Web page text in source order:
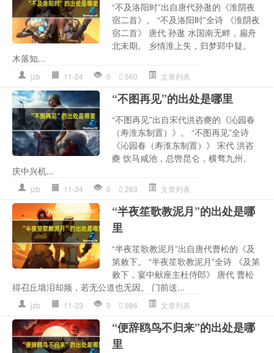
“不及洛阳时”出自唐代孙逖的《淮阴夜
宿二首》。 “不及洛阳时”全诗 《淮阴夜
宿二首》 唐代 孙逖 水国南无畔，扁舟
北未期。 乡情淮上失，归梦郢中疑。
木落知...
jzb 11-24 0 560 文章列表
“不图再见”的出处是哪里
“不图再见”出自宋代洪咨夔的《沁园春
（寿淮东制置）》。 “不图再见”全诗
《沁园春（寿淮东制置）》 宋代 洪咨
夔 饮马咸池，总辔昆仑，横骛九州。
庆中兴机...
jzb 11-24 0 283 文章列表
“半夜笙歌教泥月”的出处是哪
里
“半夜笙歌教泥月”出自唐代曹松的《及
第敕下。 “半夜笙歌教泥月”全诗 《及第
敕下，宴中献座主杜侍郎》 唐代 曹松
得召丘墙泪却频，若无公道也无因。 门前送...
jzb 11-23 0 986 文章列表
“便辞鸥鸟不归来”的出处是哪
里